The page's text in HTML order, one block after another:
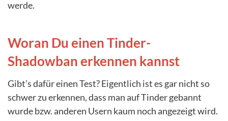
werde.
Woran Du einen Tinder-
Shadowban erkennen kannst
Gibt’s dafür einen Test? Eigentlich ist es gar nicht so
schwer zu erkennen, dass man auf Tinder gebannt
wurde bzw. anderen Usern kaum noch angezeigt wird.